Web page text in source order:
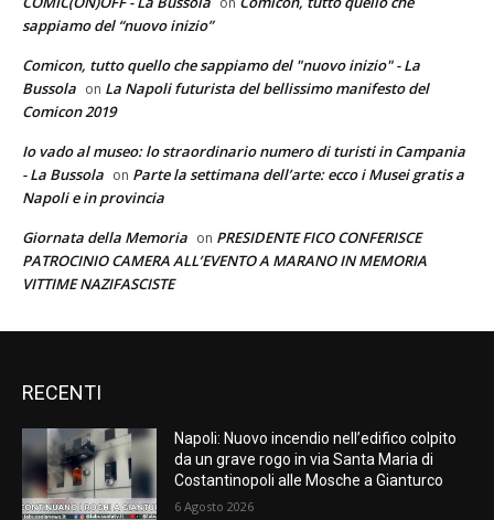
sappiamo del “nuovo inizio”
Comicon, tutto quello che sappiamo del "nuovo inizio" - La
Bussola on La Napoli futurista del bellissimo manifesto del
Comicon 2019
Io vado al museo: lo straordinario numero di turisti in Campania
- La Bussola on Parte la settimana dell’arte: ecco i Musei gratis a
Napoli e in provincia
Giornata della Memoria on PRESIDENTE FICO CONFERISCE
PATROCINIO CAMERA ALL’EVENTO A MARANO IN MEMORIA
VITTIME NAZIFASCISTE
RECENTI
Napoli: Nuovo incendio nell’edifico colpito
da un grave rogo in via Santa Maria di
Costantinopoli alle Mosche a Gianturco
6 Agosto 2026